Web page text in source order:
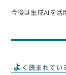
今後は生成AIを活
よ く読まれてい